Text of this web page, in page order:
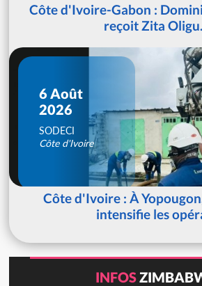
Côte d'Ivoire-Gabon :
reçoit Zita
6 Août
2026
SODECI
Côte d'Ivoire
Côte d'Ivoire : À
intensifie les
INFOS